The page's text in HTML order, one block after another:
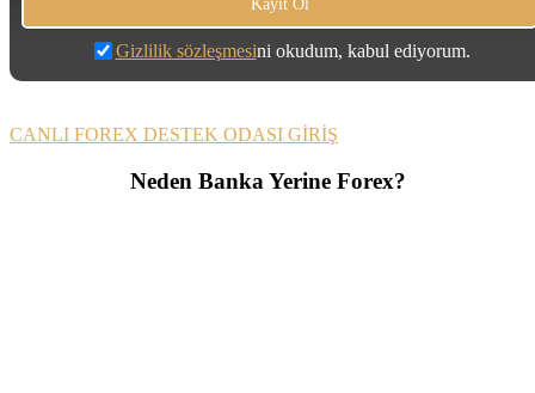
Gizlilik sözleşmesini okudum, kabul ediyorum.
CANLI FOREX DESTEK ODASI GİRİŞ
Neden Banka Yerine Forex?